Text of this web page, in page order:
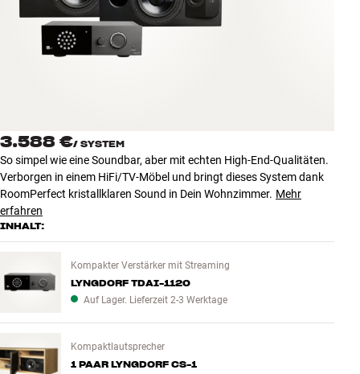
Zubehör
INSPIRATION
NEUHEITEN
ANGEBOTE
Store Finden
Bauen mit Klang
3.588 €/ SYSTEM
So simpel wie eine Soundbar, aber mit echten High-End-Qualitäten.
Verborgen in einem HiFi/TV-Möbel und bringt dieses System dank
RoomPerfect kristallklaren Sound in Dein Wohnzimmer. Mehr
erfahren
INHALT:
Kompakter Verstärker mit Streaming
LYNGDORF TDAI-1120
Auf Lager. Lieferzeit 2-3 Werktage
Kompaktlautsprecher
1 PAAR LYNGDORF CS-1